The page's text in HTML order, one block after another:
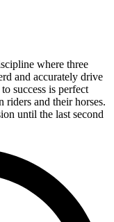
where three
and accurately drive
success is perfect
riders and their horses.
until the last second